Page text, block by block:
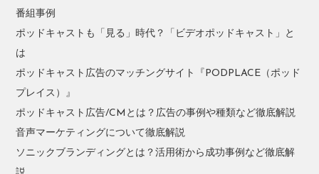
番組事例
ポッドキャストも「見る」時代？「ビデオポッドキャスト」と
は
ポッドキャスト広告のマッチングサイト『PODPLACE（ポッド
プレイス）』
ポッドキャスト広告/CMとは？広告の事例や種類など徹底解説
音声マーケティングについて徹底解説
ソニックブランディングとは？活用術から成功事例など徹底解